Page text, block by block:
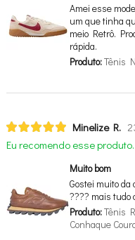
Amei esse
um que tinha
meio Retrô.
rápida.
Produto:Tênis
Minelize R.
Eu recomendo esse produto.
Muito bom
Gostei muito da
???? mais tudo
Produto:Tênis
Conhaque